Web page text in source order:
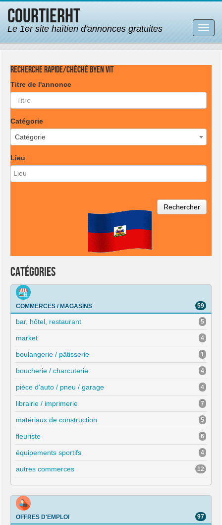
CourtierHT
Le 1er site haïtien d'annonces gratuites
la
Recherche rapide/Chèché byen vit
Titre de l'annonce
Catégorie
Catégorie
Lieu
Rechercher
Catégories
COMMERCES / MAGASINS 59
bar, hôtel, restaurant 5
market 4
boulangerie / pâtisserie 1
boucherie / charcuterie 4
pièce d'auto / pneu / garage 4
librairie / imprimerie 7
matériaux de construction 5
fleuriste 6
équipements sportifs 4
autres commerces 12
OFFRES D'EMPLOI 97